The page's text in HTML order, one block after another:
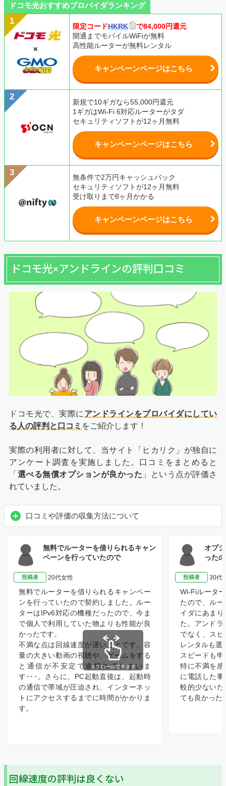
ドコモ光おすすめプロバイダランキング
限定コードHKRK
で84,000円還元
開通までモバイルWiFiが無料
高性能ルーターが無料レンタル
キャンペーンページはこちら
新規で10ギガなら55,000円還元
1ギガはWi-Fi 6対応ルーターがタダ
セキュリティソフトが12ヶ月無料
キャンペーンページはこちら
無条件で2万円キャッシュバック
セキュリティソフトが12ヶ月無料
受け取りまで8ヶ月かかる
キャンペーンページはこちら
ドコモ光×アンドラインの評判口コミ
ドコモ光で、実際に アンドラインをプロバイダにしてい
る人の評判と口コミ をご紹介します！
実際の利用者に対して、当サイト「ヒカリク」が独自に
アンケート調査を実施しました。口コミをまとめると
「 選べる無償オプションが良かった 」という点が評価さ
れていました。
口コミや評価の収集方法について
無料でルーターを借りられるキャン
ペーンを行っていたので
投稿者 20代女性
無料でルーターを借りられるキャンペー
ンを行っていたので契約しました。ルー
ターはIPv6対応の機種だったので、今ま
で個人で利用していた物よりも性能が良
かったです。
不満な点は回線速度が遅いことです。容
量の大きい動画の視聴や、ゲームをする
と通信が不安定で途切れてしまいま
す･･･。さらに、PC起動直後は、起動時
の通信で帯域が圧迫され、インターネッ
トにアクセスするまでに時間がかかりま
す。
オプ
った
投稿者 30代
Wi-Fiルータ
たので、ル
イダにあま
た。アンドラ
でなく、ス
レンタルも選
スピードも
特に不満を
に電話した
較的少ない
ても良かった
スクロールできます
回線速度の評判は良くない